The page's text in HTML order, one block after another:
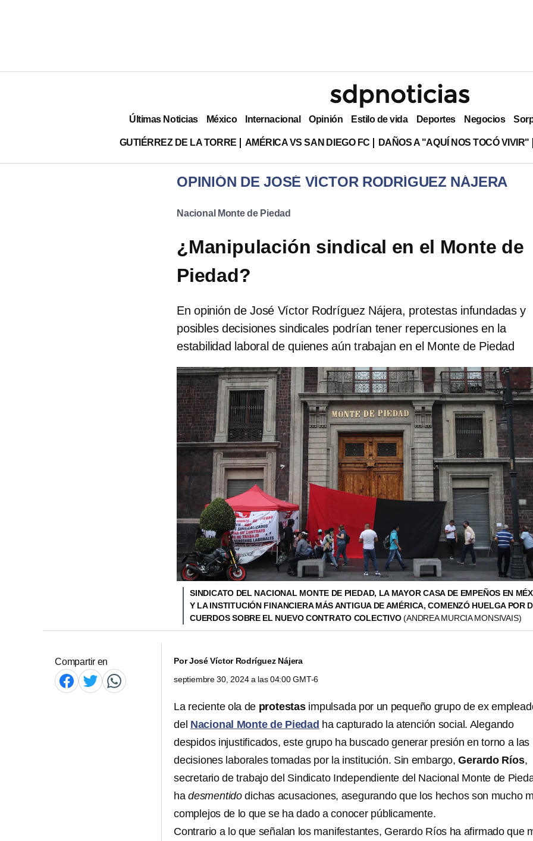
Últimas Noticias México Internacional Opinión Estilo de vida Deportes Negocios
GUTIÉRREZ DE LA TORRE AMÉRICA VS SAN DIEGO FC DAÑOS A "AQUÍ NOS TOCÓ VIVIR"
OPINIÓN DE JOSÉ VÍCTOR RODRÍGUEZ NÁJERA
Nacional Monte de Piedad
¿Manipulación sindical en el Monte de
Piedad?
En opinión de José Víctor Rodríguez Nájera, protestas infundadas y
posibles decisiones sindicales podrían tener repercusiones en la
estabilidad laboral de quienes aún trabajan en el Monte de Piedad
SINDICATO DEL NACIONAL MONTE DE PIEDAD, LA MAYOR CASA DE EMPEÑOS EN
Y LA INSTITUCIÓN FINANCIERA MÁS ANTIGUA DE AMÉRICA, COMENZÓ HUELGA POR
CUERDOS SOBRE EL NUEVO CONTRATO COLECTIVO(ANDREA MURCIA MONSIVAIS)
Compartir en PorJosé Víctor Rodríguez Nájera
septiembre 30, 2024 a las 04:00 GMT-6
La reciente ola de protestas impulsada por un pequeño grupo de ex
del Nacional Monte de Piedad ha capturado la atención social. Alegando
despidos injustificados, este grupo ha buscado generar presión en torno a las
decisiones laborales tomadas por la institución. Sin embargo,Gerardo Ríos,
secretario de trabajo del Sindicato Independiente del Nacional Monte de
ha desmentidodichas acusaciones, asegurando que los hechos son mucho
complejos de lo que se ha dado a conocer públicamente.
Contrario a lo que señalan los manifestantes, Gerardo Ríos ha afirmado que